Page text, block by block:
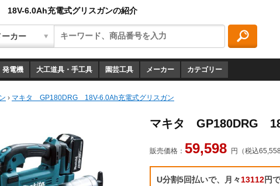
6.0Ah充電式グリスガンの紹介
発電機 大工道具・手工具 園芸工具 メーカー カテゴリー
› マキタ GP180DRG 18V-6.0Ah充電式グリスガン
マキタ GP180DRG
販売価格： 59,598 円（税込65,558
U分割5回払いで、月々13112円